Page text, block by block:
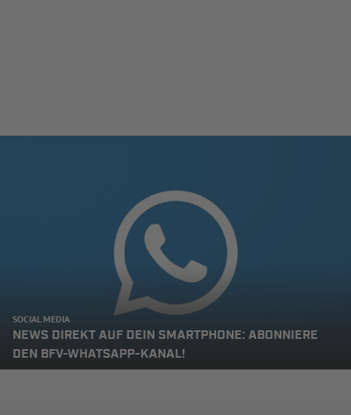
SOCIAL MEDIA
NEWS DIREKT AUF DEIN SMARTPHONE: ABONNIERE
DEN BFV-WHATSAPP-KANAL!